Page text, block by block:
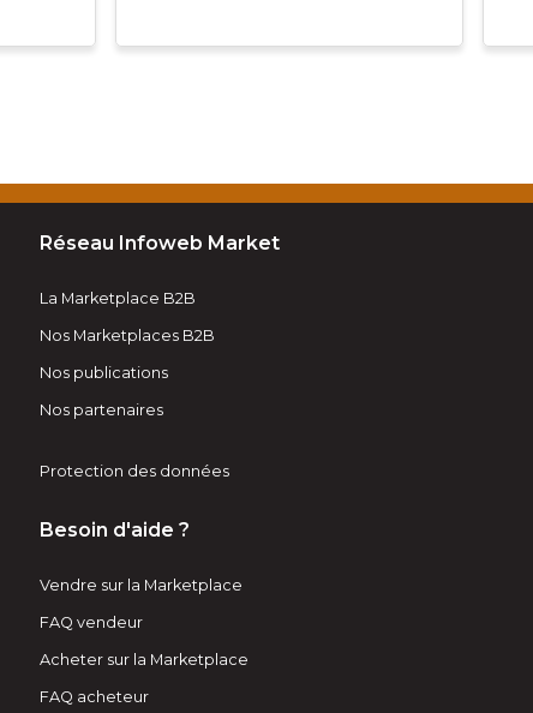
Réseau Infoweb Market
La Marketplace B2B
Nos Marketplaces B2B
Nos publications
Nos partenaires
Protection des données
Besoin d'aide ?
Vendre sur la Marketplace
FAQ vendeur
Acheter sur la Marketplace
FAQ acheteur